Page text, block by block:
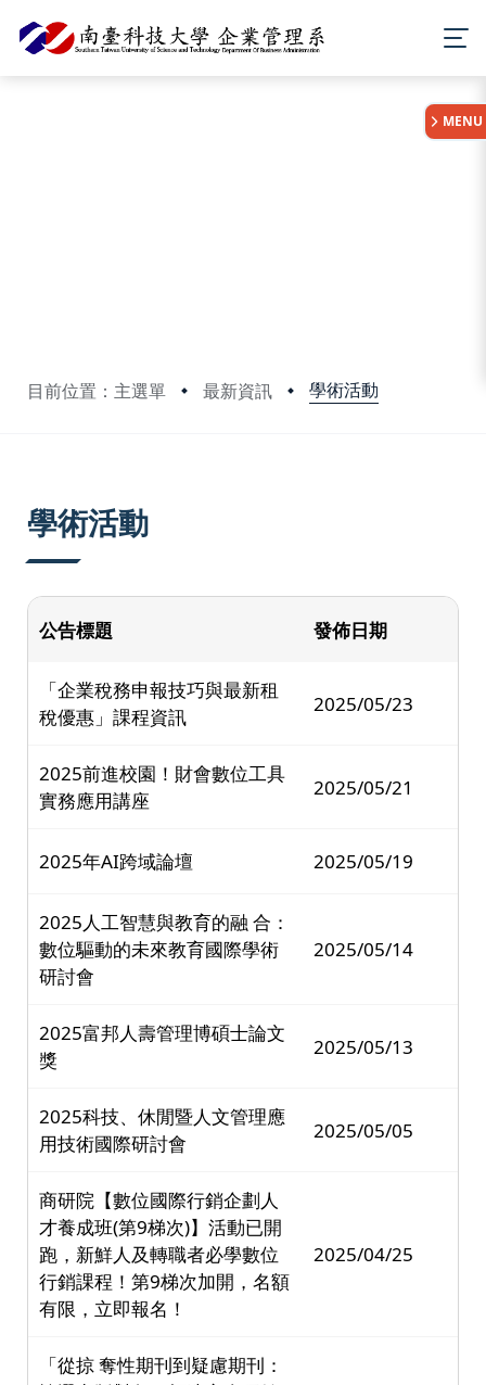
目前位置：主選單 最新資訊 學術活動
MENU
學術活動
公告標題 發佈日期
「企業稅務申報技巧與最新租
稅優惠」課程資訊
2025/05/23
2025前進校園！財會數位工具
實務應用講座
2025/05/21
2025年AI跨域論壇 2025/05/19
2025人工智慧與教育的融 合：
數位驅動的未來教育國際學術
研討會
2025/05/14
2025富邦人壽管理博碩士論文
獎
2025/05/13
2025科技、休閒暨人文管理應
用技術國際研討會
2025/05/05
商研院【數位國際行銷企劃人
才養成班(第9梯次)】活動已開
跑，新鮮人及轉職者必學數位
行銷課程！第9梯次加開，名額
有限，立即報名！
2025/04/25
「從掠 奪性期刊到疑慮期刊：